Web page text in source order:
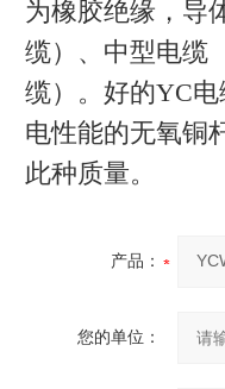
为橡胶绝缘，导
缆）、中型电缆
缆）。好的YC
电性能的无氧铜
此种质量。
产品：
您的单位：